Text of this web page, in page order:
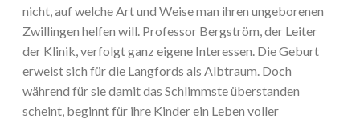
nicht, auf welche Art und Weise man ihren ungeborenen
Zwillingen helfen will. Professor Bergström, der Leiter
der Klinik, verfolgt ganz eigene Interessen. Die Geburt
erweist sich für die Langfords als Albtraum. Doch
während für sie damit das Schlimmste überstanden
scheint, beginnt für ihre Kinder ein Leben voller